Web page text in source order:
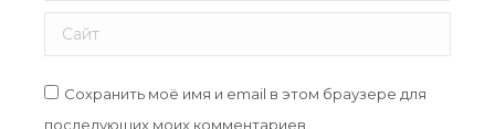
Сайт
Сохранить моё имя и email в этом браузере для
последующих моих комментариев.